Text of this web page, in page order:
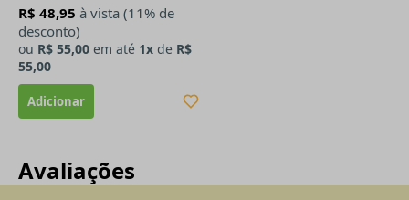
R$ 48,95 à vista (11% de
desconto)
ou R$ 55,00 em até 1x de R$
55,00
Avaliações